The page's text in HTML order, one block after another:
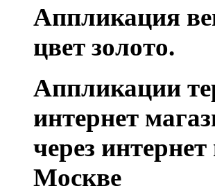
Аппликация
цвет золото.
Аппликации
интернет
через
Москве